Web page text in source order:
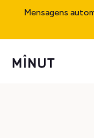
Mensagens